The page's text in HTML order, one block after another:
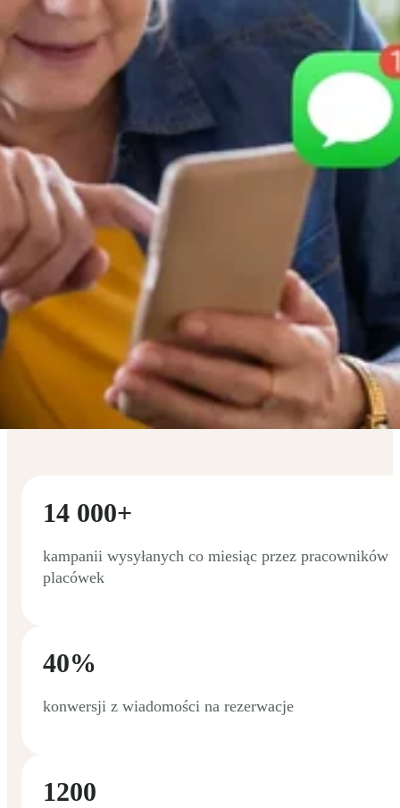
14 000+
kampanii wysyłanych co miesiąc przez pracowników
placówek
40%
konwersji z wiadomości na rezerwacje
1200